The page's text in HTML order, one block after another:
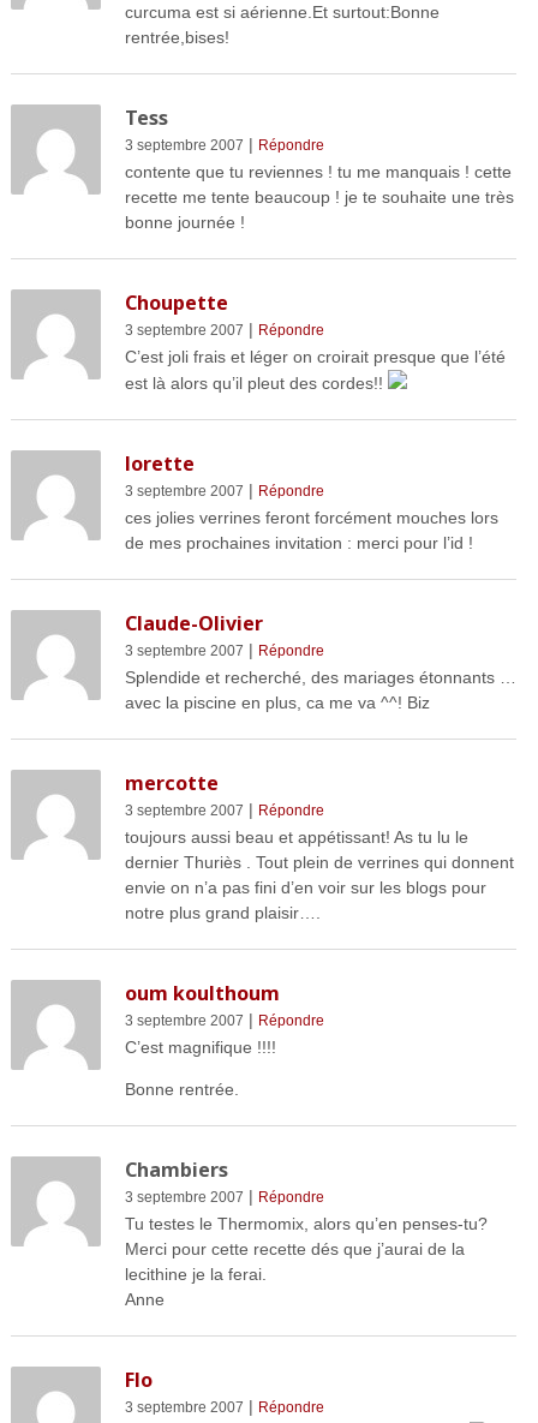
curcuma est si aérienne.Et surtout:Bonne
rentrée,bises!
Tess
3 septembre 2007 | Répondre
contente que tu reviennes ! tu me manquais ! cette
recette me tente beaucoup ! je te souhaite une très
bonne journée !
Choupette
3 septembre 2007 | Répondre
C’est joli frais et léger on croirait presque que l’été
est là alors qu’il pleut des cordes!!
lorette
3 septembre 2007 | Répondre
ces jolies verrines feront forcément mouches lors
de mes prochaines invitation : merci pour l’id !
Claude-Olivier
3 septembre 2007 | Répondre
Splendide et recherché, des mariages étonnants …
avec la piscine en plus, ca me va ^^! Biz
mercotte
3 septembre 2007 | Répondre
toujours aussi beau et appétissant! As tu lu le
dernier Thuriès . Tout plein de verrines qui donnent
envie on n’a pas fini d’en voir sur les blogs pour
notre plus grand plaisir….
oum koulthoum
3 septembre 2007 | Répondre
C’est magnifique !!!!
Bonne rentrée.
Chambiers
3 septembre 2007 | Répondre
Tu testes le Thermomix, alors qu’en penses-tu?
Merci pour cette recette dés que j’aurai de la
lecithine je la ferai.
Anne
Flo
3 septembre 2007 | Répondre